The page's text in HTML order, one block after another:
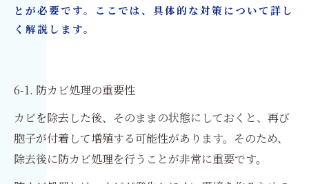
とが必要です。ここでは、具体的な対策について詳し
く解説します。
6-1. 防カビ処理の重要性
カビを除去した後、そのままの状態にしておくと、再び
胞子が付着して増殖する可能性があります。そのため、
除去後に防カビ処理を行うことが非常に重要です。